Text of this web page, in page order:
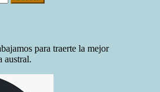
para traerte la mejor
austral.